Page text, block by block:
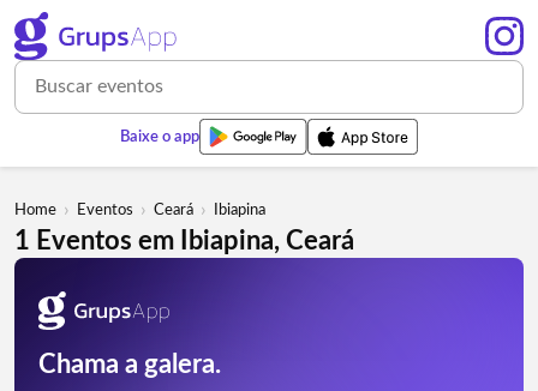
Baixe o app
Home › Eventos › Ceará › Ibiapina
1 Eventos em Ibiapina, Ceará
Chama a galera.